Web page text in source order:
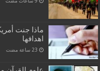
ماذا جنت
اهدافها